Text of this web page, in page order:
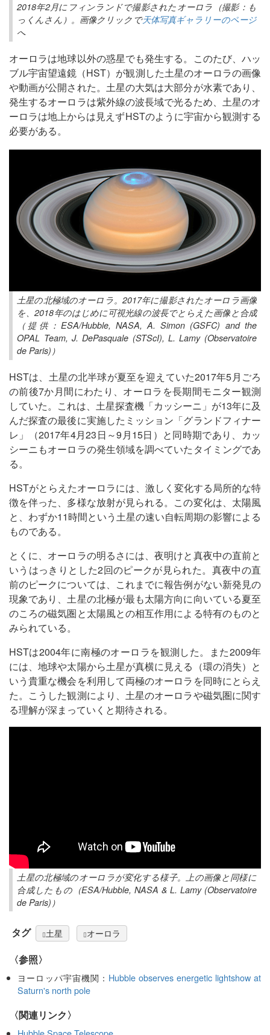
2018年2月にフィンランドで撮影されたオーロラ（撮影：も
っくんさん）。画像クリックで天体写真ギャラリーのページ
へ
オーロラは地球以外の惑星でも発生する。このたび、ハッ
ブル宇宙望遠鏡（HST）が観測した土星のオーロラの画像
や動画が公開された。土星の大気は大部分が水素であり、
発生するオーロラは紫外線の波長域で光るため、土星のオ
ーロラは地上からは見えずHSTのように宇宙から観測する
必要がある。
土星の北極域のオーロラ。2017年に撮影されたオーロラ画像
を、2018年のはじめに可視光線の波長でとらえた画像と合成
（提供：ESA/Hubble, NASA, A. Simon (GSFC) and the
OPAL Team, J. DePasquale (STScI), L. Lamy (Observatoire
de Paris)）
HSTは、土星の北半球が夏至を迎えていた2017年5月ごろ
の前後7か月間にわたり、オーロラを長期間モニター観測
していた。これは、土星探査機「カッシーニ」が13年に及
んだ探査の最後に実施したミッション「グランドフィナー
レ」（2017年4月23日～9月15日）と同時期であり、カッ
シーニもオーロラの発生領域を調べていたタイミングであ
る。
HSTがとらえたオーロラには、激しく変化する局所的な特
徴を伴った、多様な放射が見られる。この変化は、太陽風
と、わずか11時間という土星の速い自転周期の影響による
ものである。
とくに、オーロラの明るさには、夜明けと真夜中の直前と
いうはっきりとした2回のピークが見られた。真夜中の直
前のピークについては、これまでに報告例がない新発見の
現象であり、土星の北極が最も太陽方向に向いている夏至
のころの磁気圏と太陽風との相互作用による特有のものと
みられている。
HSTは2004年に南極のオーロラを観測した。また2009年
には、地球や太陽から土星が真横に見える（環の消失）と
いう貴重な機会を利用して両極のオーロラを同時にとらえ
た。こうした観測により、土星のオーロラや磁気圏に関す
る理解が深まっていくと期待される。
土星の北極域のオーロラが変化する様子。上の画像と同様に
合成したもの（ESA/Hubble, NASA & L. Lamy (Observatoire
de Paris)）
タグ 土星 オーロラ
〈参照〉
ヨーロッパ宇宙機関： Hubble observes energetic lightshow at
Saturn's north pole
〈関連リンク〉